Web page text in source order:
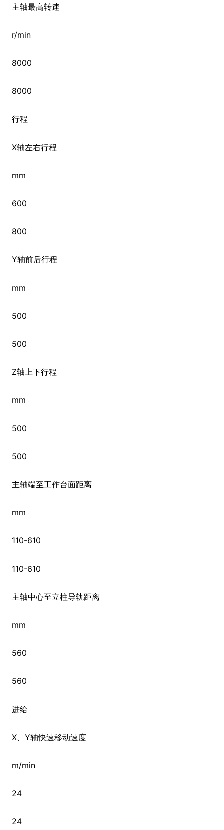
主轴最高转速
r/min
8000
8000
行程
X轴左右行程
mm
600
800
Y轴前后行程
mm
500
500
Z轴上下行程
mm
500
500
主轴端至工作台面距离
mm
110-610
110-610
主轴中心至立柱导轨距离
mm
560
560
进给
X、Y轴快速移动速度
m/min
24
24